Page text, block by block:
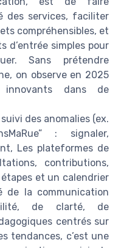
des services, faciliter
compréhensibles, et
d’entrée simples pour
Sans prétendre
on observe en 2025
dans de
des anomalies (ex.
: signaler,
Les plateformes de
contributions,
et un calendrier
de la communication
de clarté, de
centrés sur
tendances, c’est une